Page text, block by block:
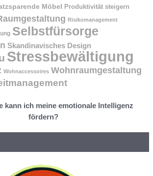
Möbel Produktivität steigern
Risikomanagement
Selbstfürsorge
Skandinavisches Design
Stressbewältigung
Wohnaccessoires Wohnraumgestaltung
kann ich meine emotionale Intelligenz
fördern?